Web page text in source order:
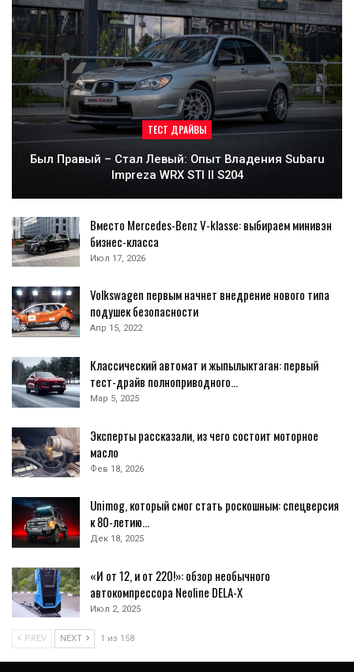
ТЕСТ ДРАЙВЫ
Был Правый – Стал Левый: Опыт Владения Subaru
Impreza WRX STI II S204
Вместо Mercedes-Benz V-klasse: выбираем минивэн
бизнес-класса
Июл 17, 2026
Volkswagen первым начнет внедрение нового типа
подушек безопасности
Апр 15, 2022
Классический автомат и жыпылыктаган: первый
тест-драйв полноприводного…
Мар 5, 2025
Эксперты рассказали, из чего состоит моторное
масло
Фев 18, 2026
Unimog, который смог стать роскошным: спецверсия
к 80-летию…
Дек 18, 2025
«И от 12, и от 220!»: обзор необычного
автокомпрессора Neoline DELA-X
Июл 2, 2025
PREV NEXT 1 из 158